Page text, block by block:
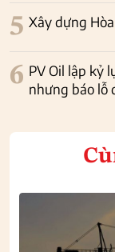
5 Xây dựng
6 PV Oil lập kỷ
nhưng báo lỗ